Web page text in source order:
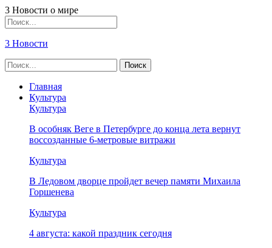
3 Новости о мире
3 Новости
Главная
Культура
Культура
В особняк Веге в Петербурге до конца лета вернут
воссозданные 6-метровые витражи
Культура
В Ледовом дворце пройдет вечер памяти Михаила
Горшенева
Культура
4 августа: какой праздник сегодня